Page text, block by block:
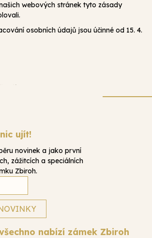
webových stránek tyto zásady
osobních údajů jsou účinné od 15. 4.
ujít!
novinek a jako první
zážitcích a speciálních
Zbiroh.
nabízí zámek Zbiroh